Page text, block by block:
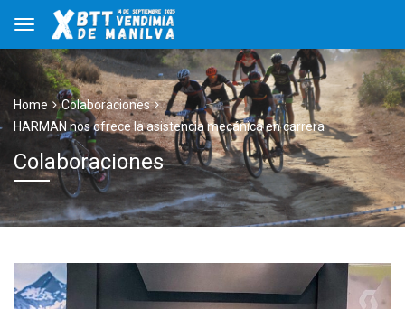
Home
Colaboraciones
HARMAN nos ofrece la asistencia mecánica en carrera
Colaboraciones